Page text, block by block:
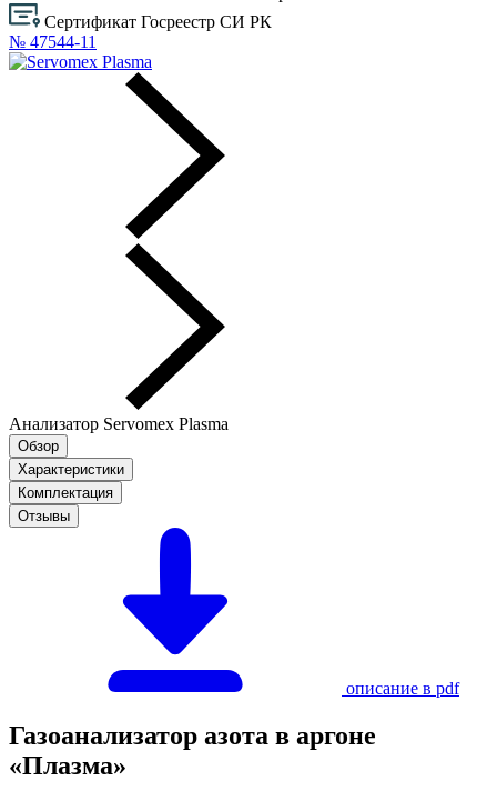
Сертификат Госреестр СИ РК
№ 47544-11
Анализатор Servomex Plasma
Обзор
Характеристики
Комплектация
Отзывы
описание в pdf
Газоанализатор азота в аргоне
«Плазма»